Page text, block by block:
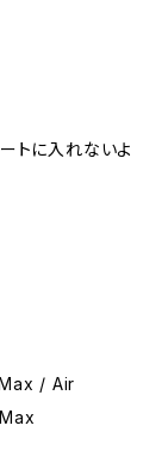
トに入れないよ
/ Air